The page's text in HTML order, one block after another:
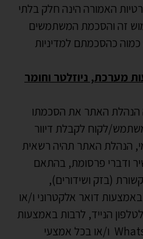
האמורה הינה חלק בלתי
זה והסכמת המשתמשים
כמוה כהסכמתם למדיניות
מערכת, ניוזלטר וחומר
הנהלת האתר את הסכמתו
לקוח לקבלת דיוור
הנהלת האתר תהיה רשאית
ודברי פרסומת, בהתאם
(בזק ושידורים),
באמצעות דואר אלקטרוני ו/או
הנייד, לרבות באמצעות
אפליקציית WhatsApp ו/או בכל אמצעי